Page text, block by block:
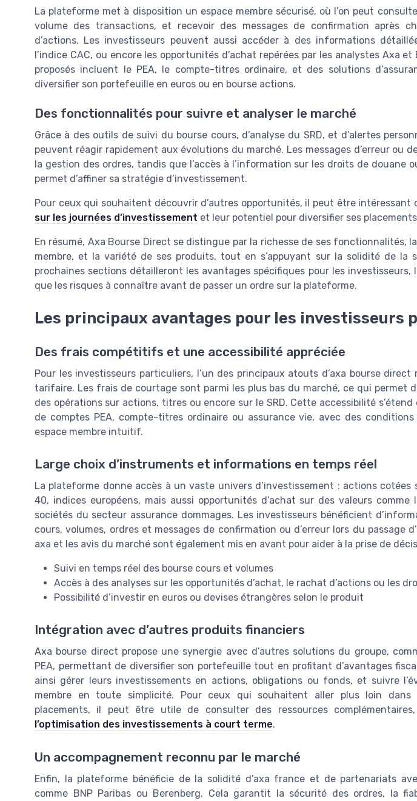
La plateforme met à disposition un espace membre sécurisé, où l’on peut
volume des transactions, et recevoir des messages de confirmation après
d’actions. Les investisseurs peuvent aussi accéder à des informations
l’indice CAC, ou encore les opportunités d’achat repérées par les analystes Axa
proposés incluent le PEA, le compte-titres ordinaire, et des solutions
diversifier son portefeuille en euros ou en bourse actions.
Des fonctionnalités pour suivre et analyser le marché
Grâce à des outils de suivi du bourse cours, d’analyse du SRD, et d’alertes
peuvent réagir rapidement aux évolutions du marché. Les messages d’erreur ou
la gestion des ordres, tandis que l’accès à l’information sur les droits de douane
permet d’affiner sa stratégie d’investissement.
Pour ceux qui souhaitent découvrir d’autres opportunités, il peut être intéressant
sur les journées d’investissement et leur potentiel pour diversifier ses
En résumé, Axa Bourse Direct se distingue par la richesse de ses fonctionnalités,
membre, et la variété de ses produits, tout en s’appuyant sur la solidité de la
prochaines sections détailleront les avantages spécifiques pour les investisseurs,
que les risques à connaître avant de passer un ordre sur la plateforme.
Les principaux avantages pour les investisseurs
Des frais compétitifs et une accessibilité appréciée
Pour les investisseurs particuliers, l’un des principaux atouts d’axa bourse
tarifaire. Les frais de courtage sont parmi les plus bas du marché, ce qui permet
des opérations sur actions, titres ou encore sur le SRD. Cette accessibilité s’étend
de comptes PEA, compte-titres ordinaire ou assurance vie, avec des
espace membre intuitif.
Large choix d’instruments et informations en temps réel
La plateforme donne accès à un vaste univers d’investissement : actions cotées
40, indices européens, mais aussi opportunités d’achat sur des valeurs comme
sociétés du secteur assurance dommages. Les investisseurs bénéficient
cours, volumes, ordres et messages de confirmation ou d’erreur lors du passage
axa et les avis du marché sont également mis en avant pour aider à la prise de
Suivi en temps réel des bourse cours et volumes
Accès à des analyses sur les opportunités d’achat, le rachat d’actions ou les
Possibilité d’investir en euros ou devises étrangères selon le produit
Intégration avec d’autres produits financiers
Axa bourse direct propose une synergie avec d’autres solutions du groupe,
PEA, permettant de diversifier son portefeuille tout en profitant d’avantages
ainsi gérer leurs investissements en actions, obligations ou fonds, et suivre
membre en toute simplicité. Pour ceux qui souhaitent aller plus loin dans
placements, il peut être utile de consulter des ressources
l’optimisation des investissements à court terme.
Un accompagnement reconnu par le marché
Enfin, la plateforme bénéficie de la solidité d’axa france et de partenariats
comme BNP Paribas ou Berenberg. Cela garantit la sécurité des ordres, la